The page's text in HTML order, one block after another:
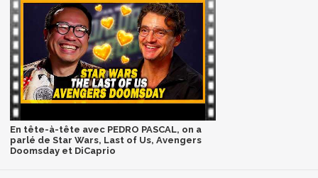
En tête-à-tête avec PEDRO PASCAL, on a
parlé de Star Wars, Last of Us, Avengers
Doomsday et DiCaprio